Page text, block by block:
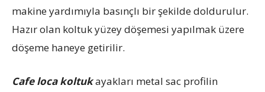
makine yardımıyla basınçlı bir şekilde doldurulur.
Hazır olan koltuk yüzey döşemesi yapılmak üzere
döşeme haneye getirilir.
Cafe loca koltukayakları metal sac profilin